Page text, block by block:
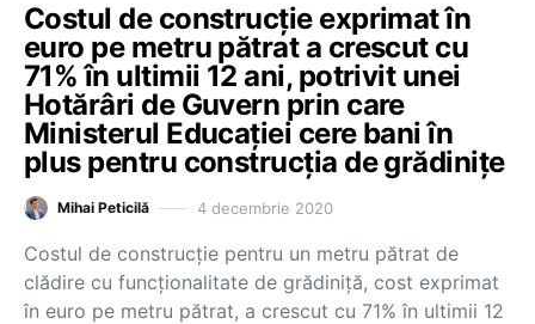
Costul de construcție exprimat în
euro pe metru pătrat a crescut cu
71% în ultimii 12 ani, potrivit unei
Hotărâri de Guvern prin care
Ministerul Educației cere bani în
plus pentru construcția de grădinițe
Mihai Peticilă 4 decembrie 2020
Costul de construcție pentru un metru pătrat de
clădire cu funcționalitate de grădiniță, cost exprimat
în euro pe metru pătrat, a crescut cu 71% în ultimii 12